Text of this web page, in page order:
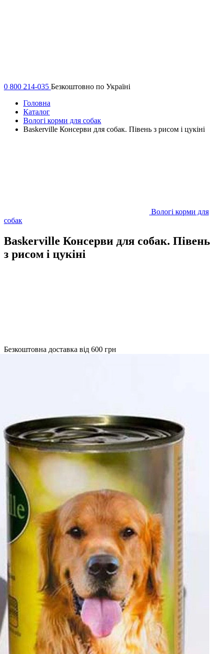
0 800 214-035 Безкоштовно по Україні
Головна
Каталог
Вологі корми для собак
Baskerville Консерви для собак. Півень з рисом і цукіні
Вологі корми для
собак
Baskerville Консерви для собак. Півень
з рисом і цукіні
Безкоштовна доставка від 600 грн